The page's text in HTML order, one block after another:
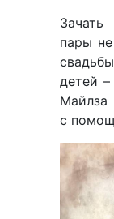
Зачать
пары
детей
Майлза
с